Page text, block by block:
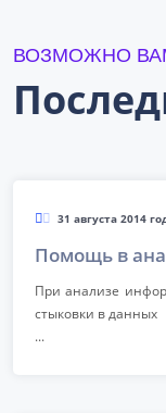
ВОЗМОЖНО
31 августа 2014
Помощь в
При анализе
стыковки в данных
...